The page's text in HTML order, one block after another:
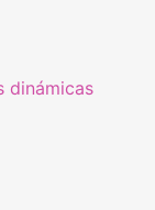
dinámicas